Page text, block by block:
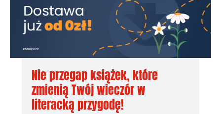
Nie przegap książek, które
zmienią Twój wieczór w
literacką przygodę!